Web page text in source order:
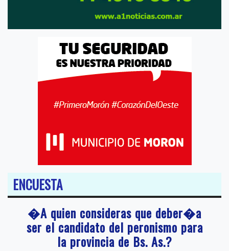
ENCUESTA
�A quien consideras que deber�a
ser el candidato del peronismo para
la provincia de Bs. As.?